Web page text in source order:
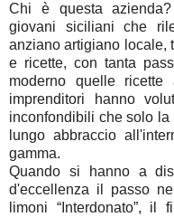
Chi è questa
giovani siciliani che
anziano artigiano locale,
e ricette, con tanta
moderno quelle
imprenditori hanno
inconfondibili che solo
lungo abbraccio
gamma.
Quando si hanno a
d'eccellenza il passo
limoni “Interdonato”, il